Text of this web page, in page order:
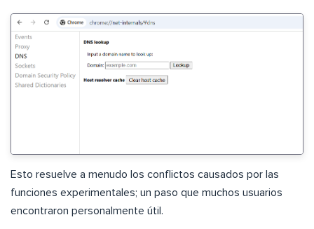
Esto resuelve a menudo los conflictos causados por las
funciones experimentales; un paso que muchos usuarios
encontraron personalmente útil.